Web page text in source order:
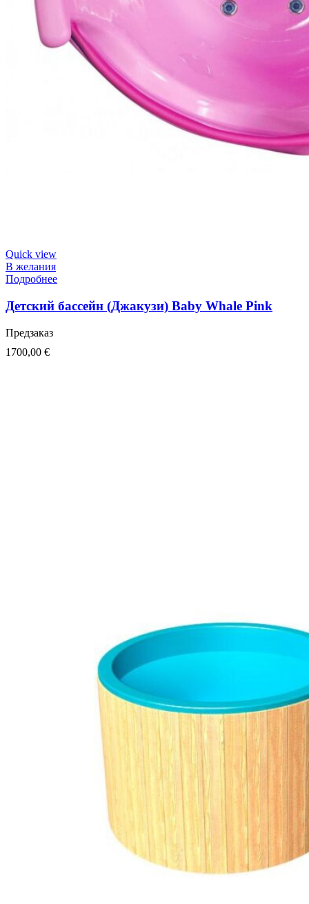
Quick view
В желания
Подробнее
Детский бассейн (Джакузи) Baby Whale Pink
Предзаказ
1700,00 €